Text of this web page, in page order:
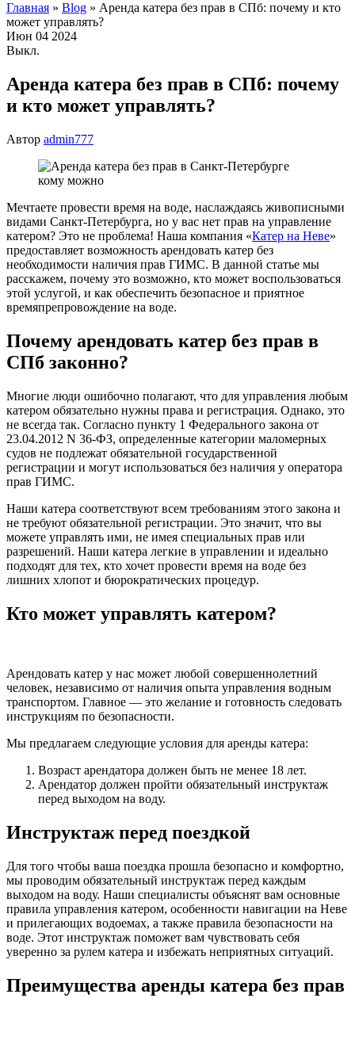
Главная » Blog » Аренда катера без прав в СПб: почему и кто
может управлять?
Июн 04 2024
Выкл.
Аренда катера без прав в СПб: почему
и кто может управлять?
Автор admin777
Мечтаете провести время на воде, наслаждаясь живописными
видами Санкт-Петербурга, но у вас нет прав на управление
катером? Это не проблема! Наша компания «Катер на Неве»
предоставляет возможность арендовать катер без
необходимости наличия прав ГИМС. В данной статье мы
расскажем, почему это возможно, кто может воспользоваться
этой услугой, и как обеспечить безопасное и приятное
времяпрепровождение на воде.
Почему арендовать катер без прав в
СПб законно?
Многие люди ошибочно полагают, что для управления любым
катером обязательно нужны права и регистрация. Однако, это
не всегда так. Согласно пункту 1 Федерального закона от
23.04.2012 N 36-ФЗ, определенные категории маломерных
судов не подлежат обязательной государственной
регистрации и могут использоваться без наличия у оператора
прав ГИМС.
Наши катера соответствуют всем требованиям этого закона и
не требуют обязательной регистрации. Это значит, что вы
можете управлять ими, не имея специальных прав или
разрешений. Наши катера легкие в управлении и идеально
подходят для тех, кто хочет провести время на воде без
лишних хлопот и бюрократических процедур.
Кто может управлять катером?
Арендовать катер у нас может любой совершеннолетний
человек, независимо от наличия опыта управления водным
транспортом. Главное — это желание и готовность следовать
инструкциям по безопасности.
Мы предлагаем следующие условия для аренды катера:
Возраст арендатора должен быть не менее 18 лет.
Арендатор должен пройти обязательный инструктаж
перед выходом на воду.
Инструктаж перед поездкой
Для того чтобы ваша поездка прошла безопасно и комфортно,
мы проводим обязательный инструктаж перед каждым
выходом на воду. Наши специалисты объяснят вам основные
правила управления катером, особенности навигации на Неве
и прилегающих водоемах, а также правила безопасности на
воде. Этот инструктаж поможет вам чувствовать себя
уверенно за рулем катера и избежать неприятных ситуаций.
Преимущества аренды катера без прав